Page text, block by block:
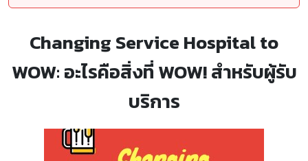
Changing Service Hospital to
WOW: อะไรคือสิ่งที่ WOW! สำหรับผู้รับ
บริการ